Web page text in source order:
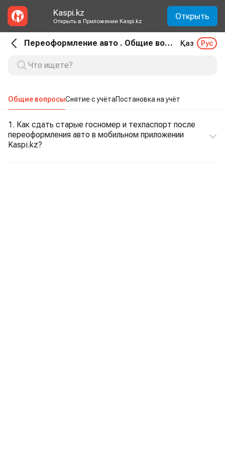
Kaspi.kz
Открыть в Приложении Kaspi.kz Открыть
Переоформление авто . Общие вопросы Қаз Рус
Общие вопросыСнятие с учётаПостановка на учёт
1. Как сдать старые госномер и техпаспорт после
переоформления авто в мобильном приложении
Kaspi.kz?